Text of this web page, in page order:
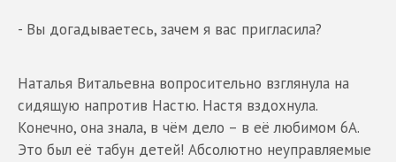
- Вы догадываетесь, зачем я вас пригласила?
Наталья Витальевна вопросительно взглянула на
сидящую напротив Настю. Настя вздохнула.
Конечно, она знала, в чём дело – в её любимом 6А.
Это был её табун детей! Абсолютно неуправляемые